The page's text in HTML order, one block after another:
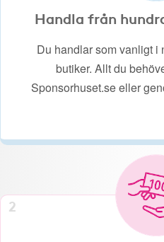
Handla från
Du handlar som vanligt
butiker. Allt du
Sponsorhuset.se eller
2